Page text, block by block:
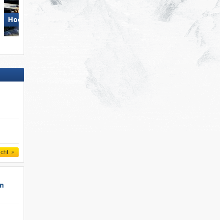
Hochzillertal
Madonna di Campiglio/​Pinzolo/​
Folgàrida/​Marilleva